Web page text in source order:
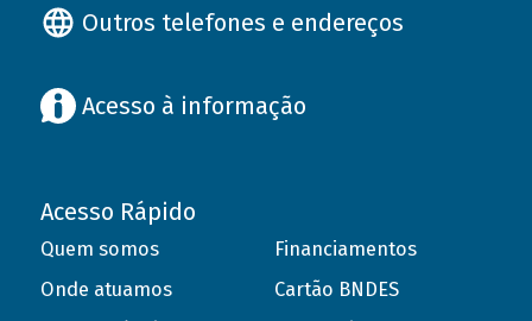
Outros telefones e endereços
Acesso à informação
Acesso Rápido
Quem somos
Onde atuamos
Financiamentos
Cartão BNDES